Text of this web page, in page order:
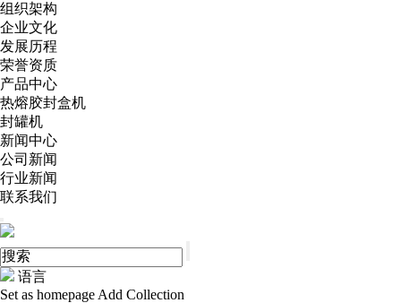
组织架构
企业文化
发展历程
荣誉资质
产品中心
热熔胶封盒机
封罐机
新闻中心
公司新闻
行业新闻
联系我们
语言
Set as homepage Add Collection